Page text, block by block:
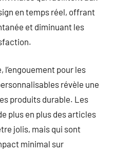
en temps réel, offrant
et diminuant les
pour les
révèle une
produits durable. Les
plus en plus des articles
jolis, mais qui sont
minimal sur